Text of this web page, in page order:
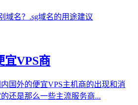
域名？.sg域名的用途建议
宜VPS商
国外的便宜VPS主机商的出现和消
还是那么一些主流服务商...